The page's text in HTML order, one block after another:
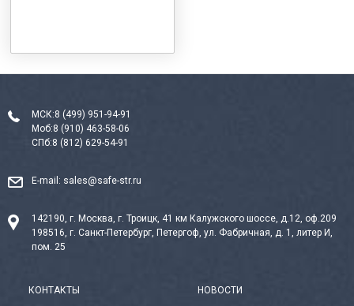
МСК:8 (499) 951-94-91
Моб:8 (910) 463-58-06
СПб:8 (812) 629-54-91
E-mail: sales@safe-str.ru
142190, г. Москва, г. Троицк, 41 км Калужского шоссе, д.12, оф.209
198516, г. Санкт-Петербург, Петергоф, ул. Фабричная, д. 1, литер И,
пом. 25
КОНТАКТЫ НОВОСТИ